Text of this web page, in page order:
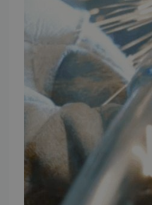
Youtube
Instagram
TMP